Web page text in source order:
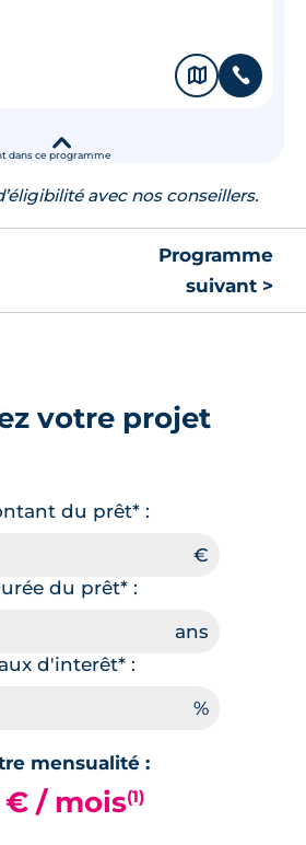
dans ce programme
🗞 📞
▾
avec nos conseillers.
Programme
suivant >
votre projet
du prêt* :
du prêt* :
d'interêt* :
mensualité :
€ / mois(1)